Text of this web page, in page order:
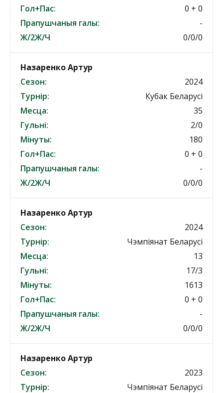
Гол+Пас:
0 + 0
Прапушчаныя галы:
-
Ж/2Ж/Ч
0/0/0
Назаренко Артур
Сезон:
2024
Турнір:
Кубак Беларусі
Месца:
35
Гульні:
2/0
Мінуты:
180
Гол+Пас:
0 + 0
Прапушчаныя галы:
-
Ж/2Ж/Ч
0/0/0
Назаренко Артур
Сезон:
2024
Турнір:
Чэмпіянат Беларусі
Месца:
13
Гульні:
17/3
Мінуты:
1613
Гол+Пас:
0 + 0
Прапушчаныя галы:
-
Ж/2Ж/Ч
0/0/0
Назаренко Артур
Сезон:
2023
Турнір:
Чэмпіянат Беларусі